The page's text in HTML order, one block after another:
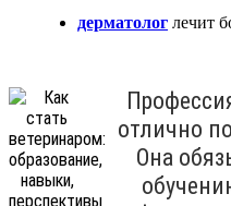
дерматолог лечит
отлично
Она